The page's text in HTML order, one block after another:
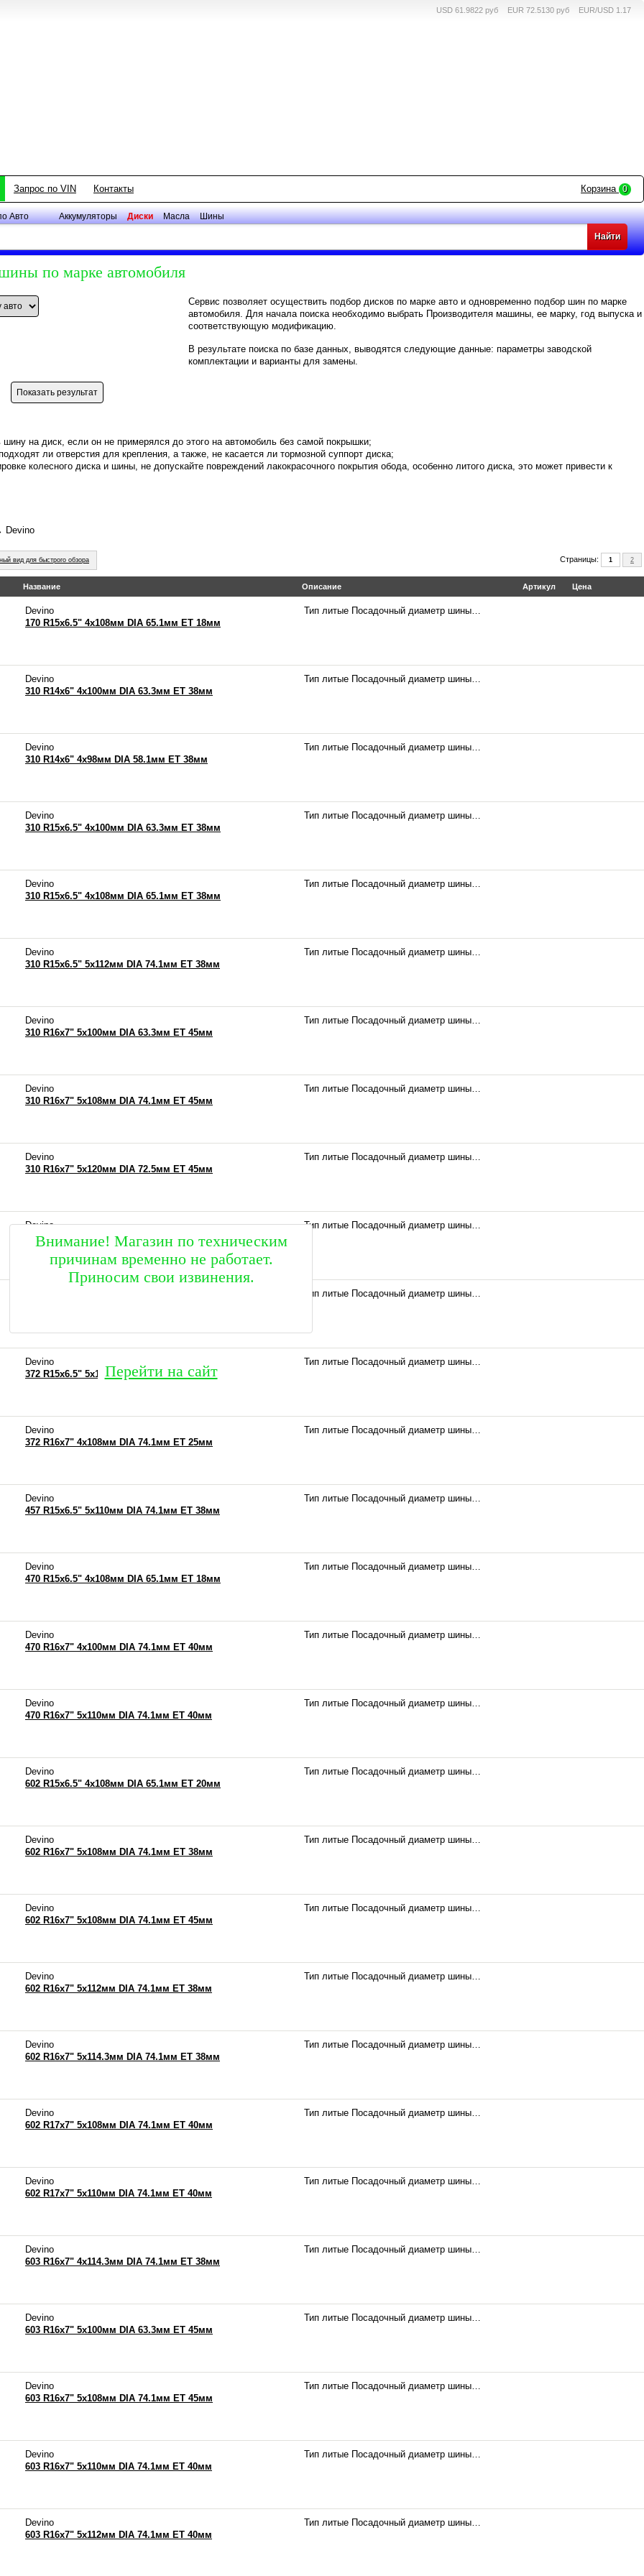
Внимание! Магазин по техническим
причинам временно не работает.
Приносим свои извинения.
Перейти на сайт
USD 61.9822 руб EUR 72.5130 руб EUR/USD 1.17
Запрос по VIN Контакты Корзина 0
Авто Аккумуляторы Диски Масла Шины
по марке автомобиля
Сервис позволяет осуществить подбор дисков по марке авто и одновременно подбор шин по марке
автомобиля. Для начала поиска необходимо выбрать Производителя машины, ее марку, год выпуска и
соответствующую модификацию.
В результате поиска по базе данных, выводятся следующие данные: параметры заводской
комплектации и варианты для замены.
шину на диск, если он не примерялся до этого на автомобиль без самой покрышки;
ли отверстия для крепления, а также, не касается ли тормозной суппорт диска;
колесного диска и шины, не допускайте повреждений лакокрасочного покрытия обода, особенно литого диска, это может привести к
Devino
вид для быстрого обзора Страницы: 1 2
Название Описание Артикул Цена
Devino
170 R15x6.5" 4x108мм DIA 65.1мм ET 18мм
Тип литые Посадочный диаметр шины…
Devino
310 R14x6" 4x100мм DIA 63.3мм ET 38мм
Тип литые Посадочный диаметр шины…
Devino
310 R14x6" 4x98мм DIA 58.1мм ET 38мм
Тип литые Посадочный диаметр шины…
Devino
310 R15x6.5" 4x100мм DIA 63.3мм ET 38мм
Тип литые Посадочный диаметр шины…
Devino
310 R15x6.5" 4x108мм DIA 65.1мм ET 38мм
Тип литые Посадочный диаметр шины…
Devino
310 R15x6.5" 5x112мм DIA 74.1мм ET 38мм
Тип литые Посадочный диаметр шины…
Devino
310 R16x7" 5x100мм DIA 63.3мм ET 45мм
Тип литые Посадочный диаметр шины…
Devino
310 R16x7" 5x108мм DIA 74.1мм ET 45мм
Тип литые Посадочный диаметр шины…
Devino
310 R16x7" 5x120мм DIA 72.5мм ET 45мм
Тип литые Посадочный диаметр шины…
Devino
372 R15x6.5" 4x114.3мм DIA 74.1мм ET 45мм
Тип литые Посадочный диаметр шины…
Тип литые Посадочный диаметр шины…
Devino
372 R15x6.5" 5x110мм DIA 74.1мм ET 35мм
Тип литые Посадочный диаметр шины…
Devino
372 R16x7" 4x108мм DIA 74.1мм ET 25мм
Тип литые Посадочный диаметр шины…
Devino
457 R15x6.5" 5x110мм DIA 74.1мм ET 38мм
Тип литые Посадочный диаметр шины…
Devino
470 R15x6.5" 4x108мм DIA 65.1мм ET 18мм
Тип литые Посадочный диаметр шины…
Devino
470 R16x7" 4x100мм DIA 74.1мм ET 40мм
Тип литые Посадочный диаметр шины…
Devino
470 R16x7" 5x110мм DIA 74.1мм ET 40мм
Тип литые Посадочный диаметр шины…
Devino
602 R15x6.5" 4x108мм DIA 65.1мм ET 20мм
Тип литые Посадочный диаметр шины…
Devino
602 R16x7" 5x108мм DIA 74.1мм ET 38мм
Тип литые Посадочный диаметр шины…
Devino
602 R16x7" 5x108мм DIA 74.1мм ET 45мм
Тип литые Посадочный диаметр шины…
Devino
602 R16x7" 5x112мм DIA 74.1мм ET 38мм
Тип литые Посадочный диаметр шины…
Devino
602 R16x7" 5x114.3мм DIA 74.1мм ET 38мм
Тип литые Посадочный диаметр шины…
Devino
602 R17x7" 5x108мм DIA 74.1мм ET 40мм
Тип литые Посадочный диаметр шины…
Devino
602 R17x7" 5x110мм DIA 74.1мм ET 40мм
Тип литые Посадочный диаметр шины…
Devino
603 R16x7" 4x114.3мм DIA 74.1мм ET 38мм
Тип литые Посадочный диаметр шины…
Devino
603 R16x7" 5x100мм DIA 63.3мм ET 45мм
Тип литые Посадочный диаметр шины…
Devino
603 R16x7" 5x108мм DIA 74.1мм ET 45мм
Тип литые Посадочный диаметр шины…
Devino
603 R16x7" 5x110мм DIA 74.1мм ET 40мм
Тип литые Посадочный диаметр шины…
Devino
603 R16x7" 5x112мм DIA 74.1мм ET 40мм
Тип литые Посадочный диаметр шины…